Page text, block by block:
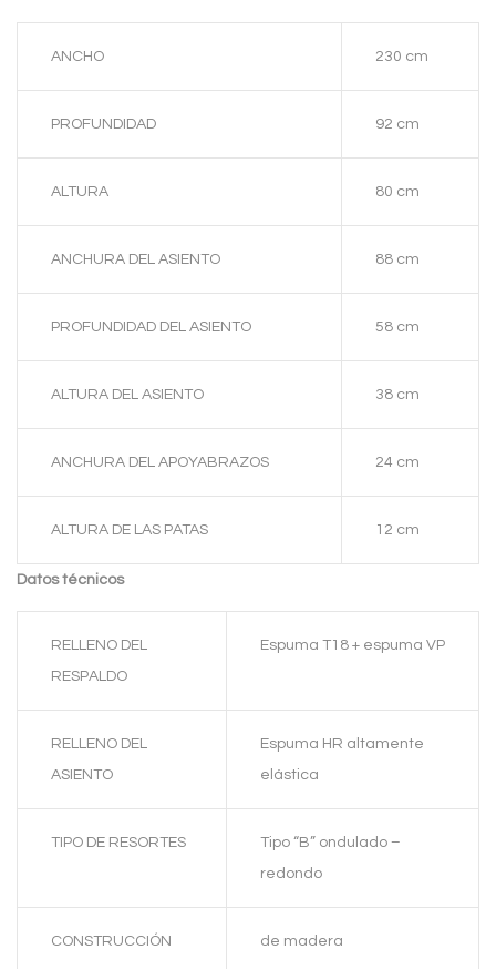
ANCHO 230 cm
PROFUNDIDAD 92 cm
ALTURA 80 cm
ANCHURA DEL ASIENTO 88 cm
PROFUNDIDAD DEL ASIENTO 58 cm
ALTURA DEL ASIENTO 38 cm
ANCHURA DEL APOYABRAZOS 24 cm
ALTURA DE LAS PATAS 12 cm
Datos técnicos
RELLENO DEL
RESPALDO
Espuma T18 + espuma VP
RELLENO DEL
ASIENTO
Espuma HR altamente
elástica
TIPO DE RESORTES
Tipo “B” ondulado –
redondo
CONSTRUCCIÓN de madera